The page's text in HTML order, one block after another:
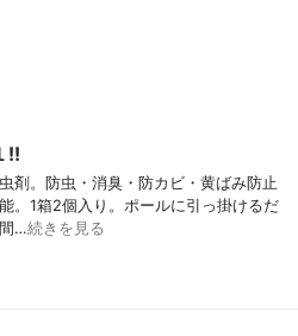
!!
剤。防虫・消臭・防カビ・黄ばみ防止
。1箱2個入り。ポールに引っ掛けるだ
…続きを見る